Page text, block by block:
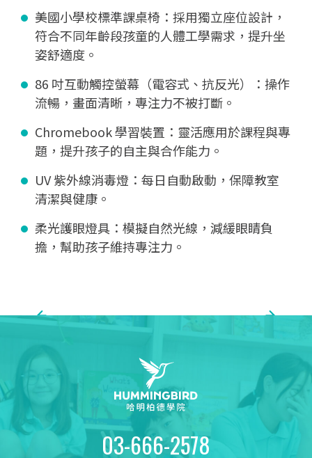
美國小學校標準課桌椅：採用獨立座位設計，
符合不同年齡段孩童的人體工學需求，提升坐
姿舒適度。
86 吋互動觸控螢幕（電容式、抗反光）：操作
流暢，畫面清晰，專注力不被打斷。
Chromebook 學習裝置：靈活應用於課程與專
題，提升孩子的自主與合作能力。
UV 紫外線消毒燈：每日自動啟動，保障教室
清潔與健康。
柔光護眼燈具：模擬自然光線，減緩眼睛負
擔，幫助孩子維持專注力。
03-666-2578